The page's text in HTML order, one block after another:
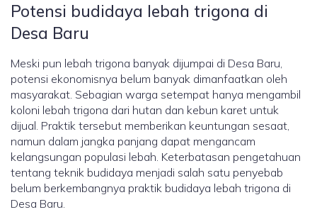
Potensi budidaya lebah trigona di
Desa Baru
Meski pun lebah trigona banyak dijumpai di Desa Baru,
potensi ekonomisnya belum banyak dimanfaatkan oleh
masyarakat. Sebagian warga setempat hanya mengambil
koloni lebah trigona dari hutan dan kebun karet untuk
dijual. Praktik tersebut memberikan keuntungan sesaat,
namun dalam jangka panjang dapat mengancam
kelangsungan populasi lebah. Keterbatasan pengetahuan
tentang teknik budidaya menjadi salah satu penyebab
belum berkembangnya praktik budidaya lebah trigona di
Desa Baru.